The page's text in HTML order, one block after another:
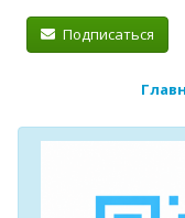
Подписаться